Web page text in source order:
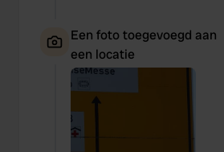
Een foto toegevoegd aan
een locatie